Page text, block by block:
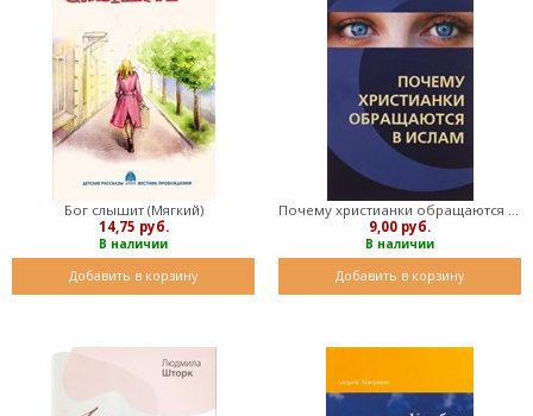
Бог слышит (Мягкий)
14,75 руб.
В наличии
Добавить в корзину
9,00 руб.
В наличии
Добавить в корзину